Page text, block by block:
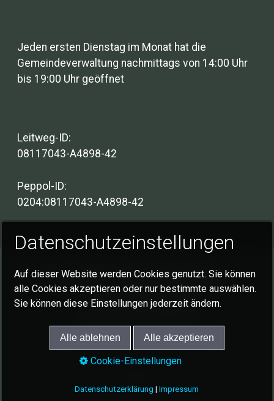
Jeden ersten Dienstag im Monat hat die
Gemeindeverwaltung nachmittags von 14:00 Uhr
bis 19:00 Uhr geöffnet
Leitweg-ID:
08117043-A4898-42
Peppol-ID:
0204:08117043-A4898-42
Impressum
Datenschutzerklärung
Cookie-Einstellungen
© 2026 Gemeinde Schlat
Datenschutzeinstellungen
Auf dieser Website werden Cookies genutzt. Sie können
alle Cookies akzeptieren oder nur bestimmte auswählen.
Sie können diese Einstellungen jederzeit ändern.
Alle ablehnen Alle akzeptieren
Cookie-Einstellungen
Datenschutzerklärung |Impressum